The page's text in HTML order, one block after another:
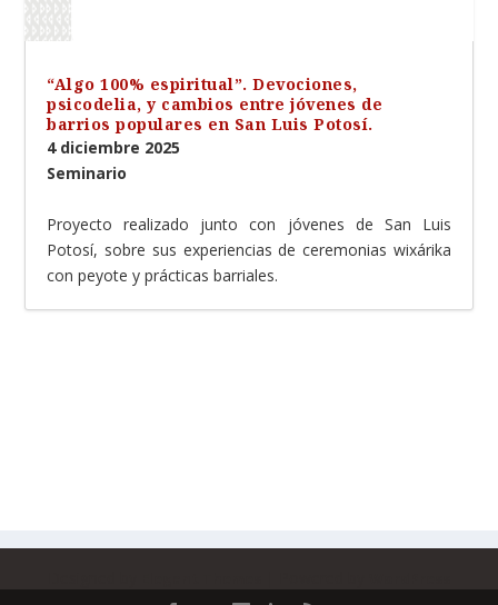
“Algo 100% espiritual”. Devociones,
psicodelia, y cambios entre jóvenes de
barrios populares en San Luis Potosí.
4 diciembre 2025
Seminario
Proyecto realizado junto con jóvenes de San Luis
Potosí, sobre sus experiencias de ceremonias wixárika
con peyote y prácticas barriales.